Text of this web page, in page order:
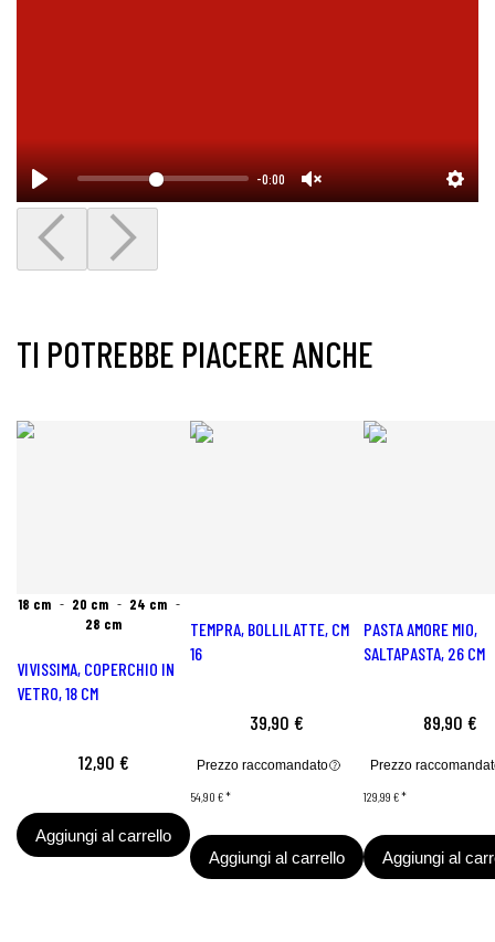
-0:00
TI POTREBBE PIACERE ANCHE
18 cm 20 cm
24 cm
28 cm
VIVISSIMA, COPERCHIO IN
VETRO, 18 CM
12,90 €
Aggiungi al carrello
TEMPRA, BOLLILATTE, CM
16
39,90 €
Prezzo raccomandato
54,90 €*
Aggiungi al carrello
PASTA AMORE MIO,
SALTAPASTA, 26 CM
89,90 €
Prezzo
129,99 €*
Aggiungi al